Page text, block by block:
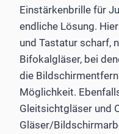
Einstärkenbrille für
endliche Lösung.
und Tastatur scharf,
Bifokalgläser, bei
die
Möglichkeit.
Gleitsichtgläser und
Gläser/